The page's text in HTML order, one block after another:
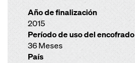
Año de finalización
2015
Período de uso del encofrado
36 Meses
País